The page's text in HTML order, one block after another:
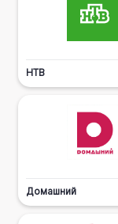
НТВ
Домашний